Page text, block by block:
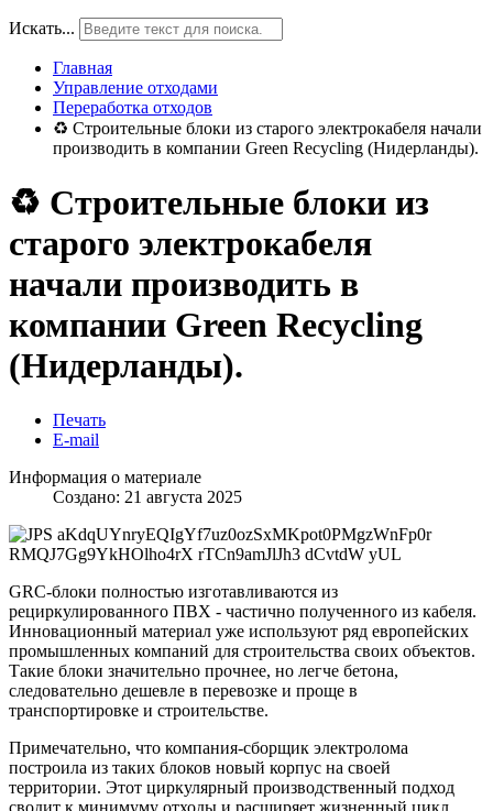
Искать...
Главная
Управление отходами
Переработка отходов
♻ Строительные блоки из старого электрокабеля начали
производить в компании Green Recycling (Нидерланды).
♻ Строительные блоки из
старого электрокабеля
начали производить в
компании Green Recycling
(Нидерланды).
Печать
E-mail
Информация о материале
Создано: 21 августа 2025
GRC-блоки полностью изготавливаются из
рециркулированного ПВХ - частично полученного из кабеля.
Инновационный материал уже используют ряд европейских
промышленных компаний для строительства своих объектов.
Такие блоки значительно прочнее, но легче бетона,
следовательно дешевле в перевозке и проще в
транспортировке и строительстве.
Примечательно, что компания-сборщик электролома
построила из таких блоков новый корпус на своей
территории. Этот циркулярный производственный подход
сводит к минимуму отходы и расширяет жизненный цикл